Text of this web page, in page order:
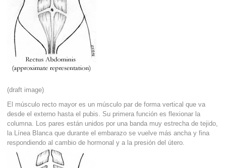
(draft image)
El músculo recto mayor es un músculo par de forma vertical que va
desde el externo hasta el pubis. Su primera función es flexionar la
columna. Los pares están unidos por una banda muy estrecha de tejido,
la Línea Blanca que durante el embarazo se vuelve más ancha y fina
respondiendo al cambio de hormonal y a la presión del útero.